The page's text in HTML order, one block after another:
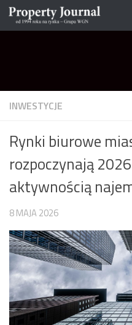
Skip to content
INWESTYCJE
Rynki biurowe
rozpoczynają
aktywnością
8 MAJA 2026